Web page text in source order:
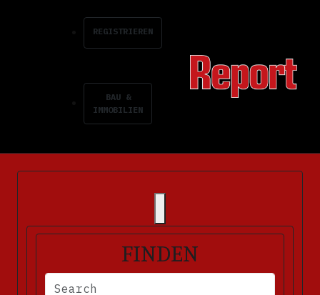
REGISTRIEREN
BAU &
IMMOBILIEN
FINDEN
BITTE FÜLLEN SIE DIE ERFORDERLICHEN FELDER AUS.